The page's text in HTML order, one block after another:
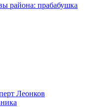
района: прабабушка
Леонков